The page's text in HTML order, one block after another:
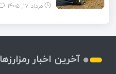
مرداد ۱۷, ۱۴۰۵
آخرین اخبار رمزارزها